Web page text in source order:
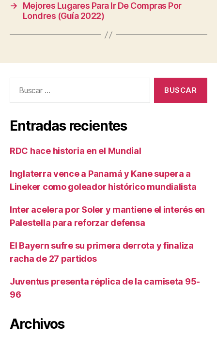
→
Mejores Lugares Para Ir De Compras Por
Londres (Guía 2022)
Entradas recientes
RDC hace historia en el Mundial
Inglaterra vence a Panamá y Kane supera a
Lineker como goleador histórico mundialista
Inter acelera por Soler y mantiene el interés en
Palestella para reforzar defensa
El Bayern sufre su primera derrota y finaliza
racha de 27 partidos
Juventus presenta réplica de la camiseta 95-
96
Archivos